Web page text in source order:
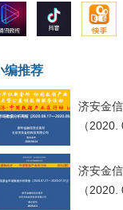
编推荐
济安金
（
济安金
（